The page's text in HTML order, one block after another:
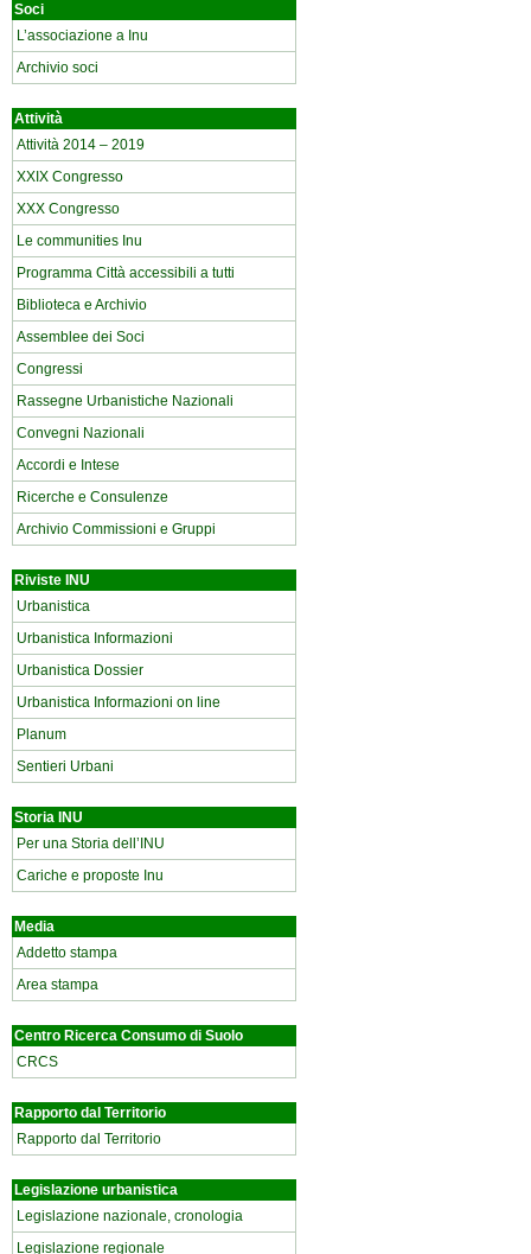
Soci
L’associazione a Inu
Archivio soci
Attività
Attività 2014 – 2019
XXIX Congresso
XXX Congresso
Le communities Inu
Programma Città accessibili a tutti
Biblioteca e Archivio
Assemblee dei Soci
Congressi
Rassegne Urbanistiche Nazionali
Convegni Nazionali
Accordi e Intese
Ricerche e Consulenze
Archivio Commissioni e Gruppi
Riviste INU
Urbanistica
Urbanistica Informazioni
Urbanistica Dossier
Urbanistica Informazioni on line
Planum
Sentieri Urbani
Storia INU
Per una Storia dell’INU
Cariche e proposte Inu
Media
Addetto stampa
Area stampa
Centro Ricerca Consumo di Suolo
CRCS
Rapporto dal Territorio
Rapporto dal Territorio
Legislazione urbanistica
Legislazione nazionale, cronologia
Legislazione regionale